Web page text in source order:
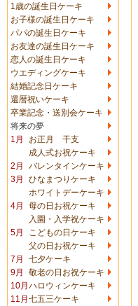
1歳の誕生日ケーキ
お子様の誕生日ケーキ
パパの誕生日ケーキ
お友達の誕生日ケーキ
恋人の誕生日ケーキ
ウエディングケーキ
結婚記念日ケーキ
還暦祝いケーキ
卒業記念・送別会ケーキ
将来の夢
1月
お正月 干支
成人式お祝ケーキ
2月
バレンタインケーキ
3月
ひなまつりケーキ
ホワイトデーケーキ
4月
母の日お祝ケーキ
入園・入学祝ケーキ
5月
こどもの日ケーキ
父の日お祝ケーキ
7月
七夕ケーキ
9月
敬老の日お祝ケーキ
10月 ハロウィンケーキ
11月 七五三ケーキ